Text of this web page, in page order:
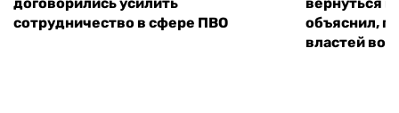
сотрудничество в сфере ПВО
объяснил,
властей